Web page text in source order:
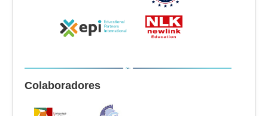
Colaboradores